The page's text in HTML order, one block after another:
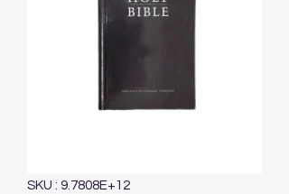
SKU : 9.7808E+12